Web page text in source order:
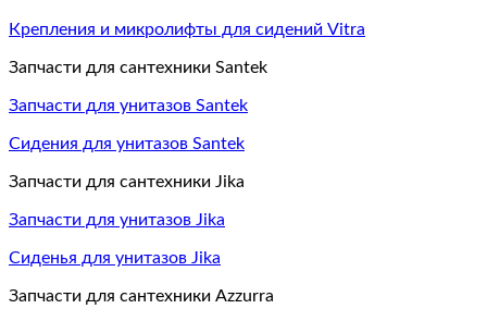
Крепления и микролифты для сидений Vitra
Запчасти для сантехники Santek
Запчасти для унитазов Santek
Сидения для унитазов Santek
Запчасти для сантехники Jika
Запчасти для унитазов Jika
Сиденья для унитазов Jika
Запчасти для сантехники Azzurra